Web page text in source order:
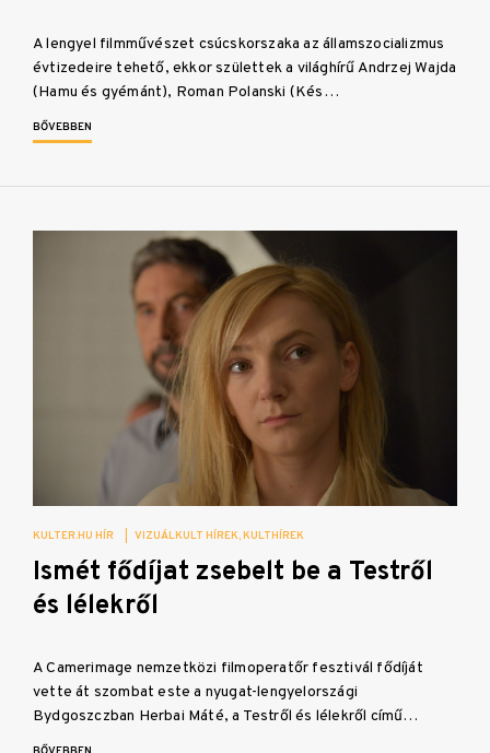
A lengyel filmművészet csúcskorszaka az államszocializmus
évtizedeire tehető, ekkor születtek a világhírű Andrzej Wajda
(Hamu és gyémánt), Roman Polanski (Kés…
BŐVEBBEN
KULTER.HU HÍR VIZUÁLKULT HÍREK KULTHÍREK
Ismét fődíjat zsebelt be a Testről
és lélekről
A Camerimage nemzetközi filmoperatőr fesztivál fődíját
vette át szombat este a nyugat-lengyelországi
Bydgoszczban Herbai Máté, a Testről és lélekről című…